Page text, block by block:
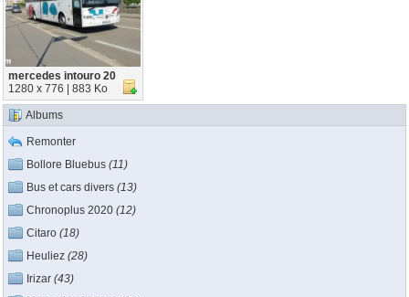
mercedes intouro 20
1280 x 776 | 883 Ko
Albums
Remonter
Bollore Bluebus (11)
Bus et cars divers (13)
Chronoplus 2020 (12)
Citaro (18)
Heuliez (28)
Irizar (43)